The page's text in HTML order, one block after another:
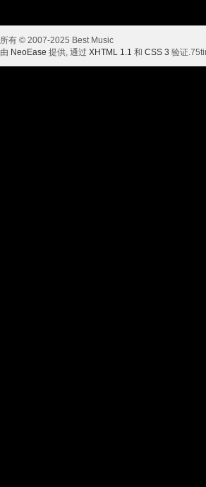
有 © 2007-2025 Best Music
NeoEase 提供, 通过 XHTML 1.1 和 CSS 3 验证.